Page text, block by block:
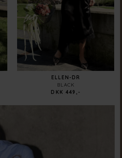
ELLEN-DR
BLACK
DKK 449,-